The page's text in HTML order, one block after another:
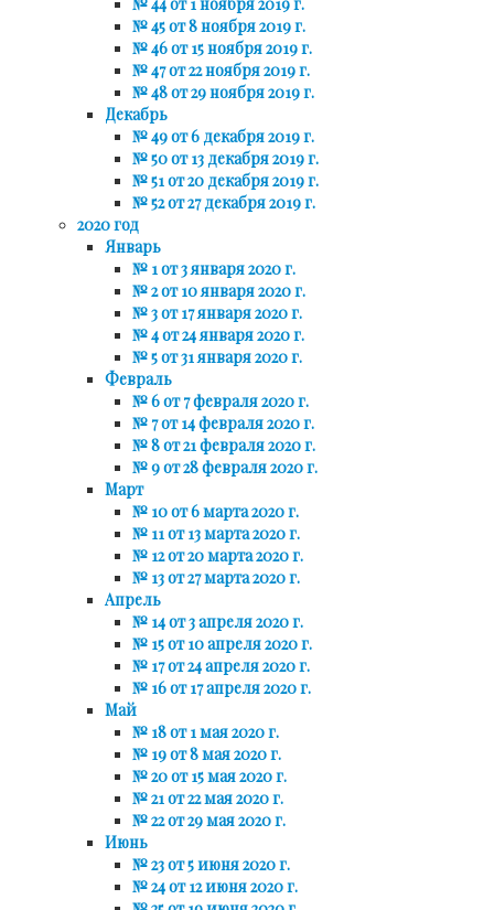
№ 45 от 8 ноября 2019 г.
№ 46 от 15 ноября 2019 г.
№ 47 от 22 ноября 2019 г.
№ 48 от 29 ноября 2019 г.
Декабрь
№ 49 от 6 декабря 2019 г.
№ 50 от 13 декабря 2019 г.
№ 51 от 20 декабря 2019 г.
№ 52 от 27 декабря 2019 г.
2020 год
Январь
№ 1 от 3 января 2020 г.
№ 2 от 10 января 2020 г.
№ 3 от 17 января 2020 г.
№ 4 от 24 января 2020 г.
№ 5 от 31 января 2020 г.
Февраль
№ 6 от 7 февраля 2020 г.
№ 7 от 14 февраля 2020 г.
№ 8 от 21 февраля 2020 г.
№ 9 от 28 февраля 2020 г.
Март
№ 10 от 6 марта 2020 г.
№ 11 от 13 марта 2020 г.
№ 12 от 20 марта 2020 г.
№ 13 от 27 марта 2020 г.
Апрель
№ 14 от 3 апреля 2020 г.
№ 15 от 10 апреля 2020 г.
№ 17 от 24 апреля 2020 г.
№ 16 от 17 апреля 2020 г.
Май
№ 18 от 1 мая 2020 г.
№ 19 от 8 мая 2020 г.
№ 20 от 15 мая 2020 г.
№ 21 от 22 мая 2020 г.
№ 22 от 29 мая 2020 г.
Июнь
№ 23 от 5 июня 2020 г.
№ 24 от 12 июня 2020 г.